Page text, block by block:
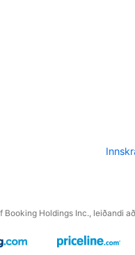
Booking Holdings Inc., leiðandi